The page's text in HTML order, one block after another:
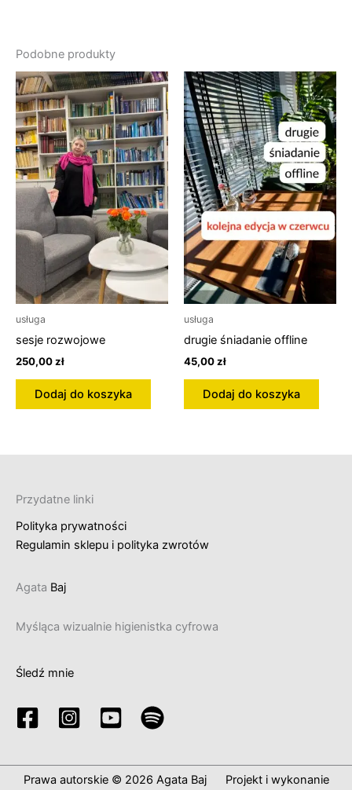
Podobne produkty
usługa
sesje rozwojowe
250,00zł
Dodaj do koszyka
usługa
drugie śniadanie offline
45,00zł
Dodaj do koszyka
Przydatne linki
Polityka prywatności
Regulamin sklepu i polityka zwrotów
Agata Baj
Myśląca wizualnie higienistka cyfrowa
Śledź mnie
Prawa autorskie © 2026 Agata Baj Projekt i wykonanie